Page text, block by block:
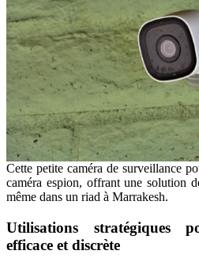
Cette petite caméra de surveillance
caméra espion, offrant une solution
même dans un riad à Marrakesh.
Utilisations stratégiques
efficace et discrète